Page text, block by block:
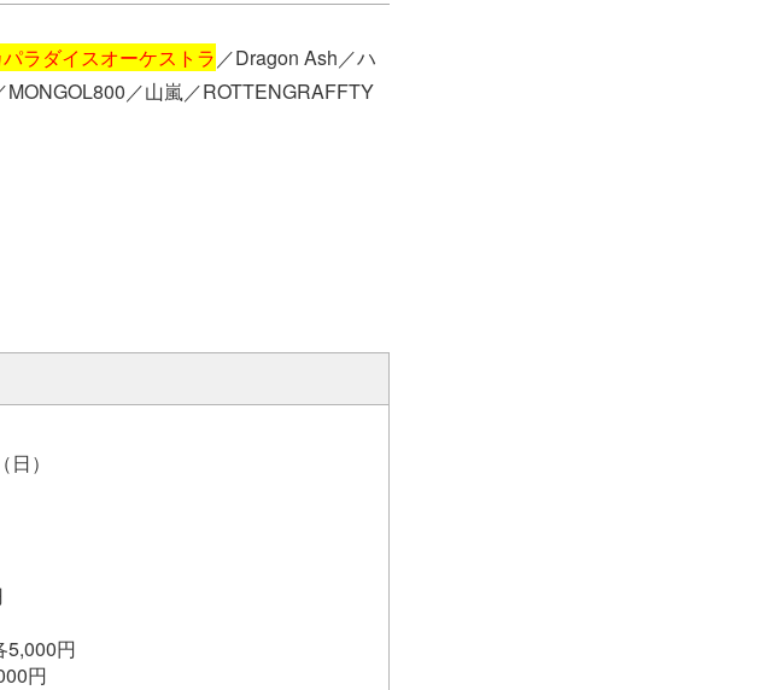
ラダイスオーケストラ ／Dragon Ash／ハ
／山嵐／ROTTENGRAFFTY
）
5,000円
円